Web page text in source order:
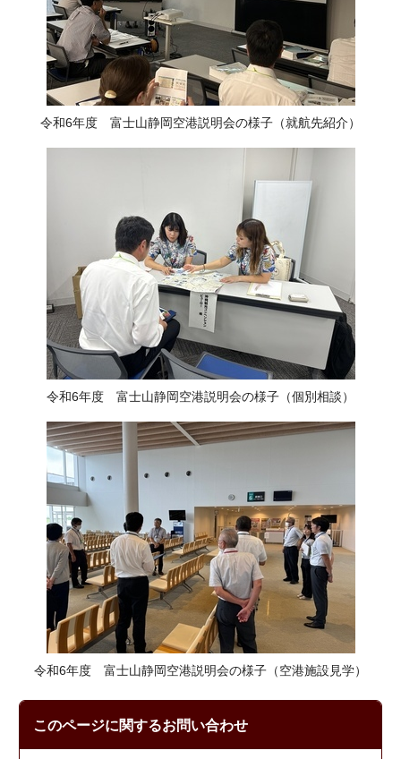
令和6年度 富士山静岡空港説明会の様子（就航先紹介）
令和6年度 富士山静岡空港説明会の様子（個別相談）
令和6年度 富士山静岡空港説明会の様子（空港施設見学）
このページに関するお問い合わせ